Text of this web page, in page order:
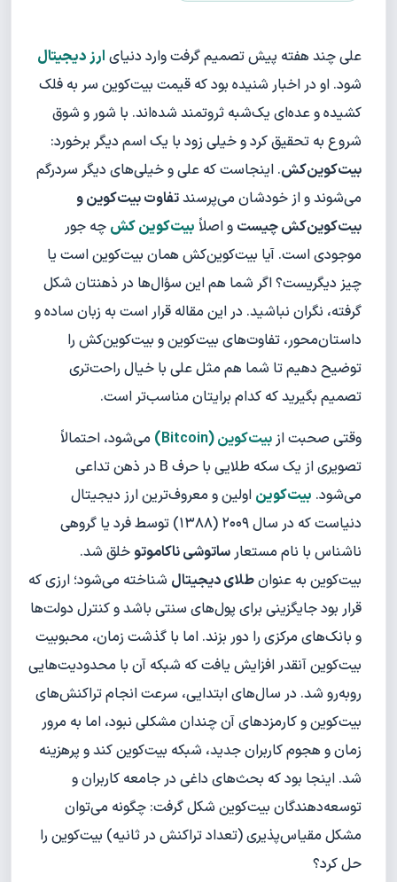
علی چند هفته پیش تصمیم گرفت وارد دنیای ارز دیجیتال
شود. او در اخبار شنیده بود که قیمت بیت‌کوین سر به فلک
کشیده و عده‌ای یک‌شبه ثروتمند شده‌اند. با شور و شوق
شروع به تحقیق کرد و خیلی زود با یک اسم دیگر برخورد:
بیت‌کوین‌کش. اینجاست که علی و خیلی‌های دیگر سردرگم
می‌شوند و از خودشان می‌پرسندتفاوت بیت‌کوین و
بیت‌کوین‌کش چیست و اصلاً بیت‌کوین کش چه جور
موجودی است. آیا بیت‌کوین‌کش همان بیت‌کوین است یا
چیز دیگریست؟ اگر شما هم این سؤال‌ها در ذهنتان شکل
گرفته، نگران نباشید. در این مقاله قرار است به زبان ساده و
داستان‌محور، تفاوت‌های بیت‌کوین و بیت‌کوین‌کش را
توضیح دهیم تا شما هم مثل علی با خیال راحت‌تری
تصمیم بگیرید که کدام برایتان مناسب‌تر است.
وقتی صحبت ازبیت‌کوین(
Bitcoin
) می‌شود، احتمالاً
تصویری از یک سکه طلایی با حرف B در ذهن تداعی
می‌شود. بیت‌کوین اولین و معروف‌ترین ارز دیجیتال
دنیاست که در سال ۲۰۰۹ (۱۳۸۸) توسط فرد یا گروهی
ناشناس با نام مستعارساتوشی ناکاموتوخلق شد.
بیت‌کوین به عنوانطلای دیجیتال شناخته می‌شود؛ ارزی که
قرار بود جایگزینی برای پول‌های سنتی باشد و کنترل دولت‌ها
و بانک‌های مرکزی را دور بزند. اما با گذشت زمان، محبوبیت
بیت‌کوین آنقدر افزایش یافت که شبکه آن با محدودیت‌هایی
روبه‌رو شد. در سال‌های ابتدایی، سرعت انجام تراکنش‌های
بیت‌کوین و کارمزدهای آن چندان مشکلی نبود، اما به مرور
زمان و هجوم کاربران جدید، شبکه بیت‌کوین کند و پرهزینه
شد. اینجا بود که بحث‌های داغی در جامعه کاربران و
توسعه‌دهندگان بیت‌کوین شکل گرفت: چگونه می‌توان
مشکل مقیاس‌پذیری (تعداد تراکنش در ثانیه) بیت‌کوین را
حل کرد؟